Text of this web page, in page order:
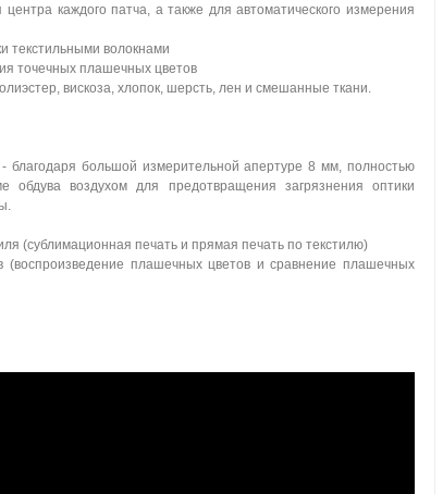
каждого патча, а также для автоматического измерения
текстильными волокнами
точечных плашечных цветов
вискоза, хлопок, шерсть, лен и смешанные ткани.
большой измерительной апертуре 8 мм, полностью
обдува воздухом для предотвращения загрязнения оптики
(сублимационная печать и прямая печать по текстилю)
плашечных цветов и сравнение плашечных